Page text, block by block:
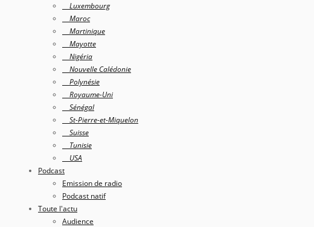
Luxembourg
Maroc
Martinique
Mayotte
Nigéria
Nouvelle Calédonie
Polynésie
Royaume-Uni
Sénégal
St-Pierre-et-Miquelon
Suisse
Tunisie
USA
Podcast
Emission de radio
Podcast natif
Toute l'actu
Audience